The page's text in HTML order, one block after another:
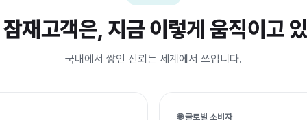
재고객은, 지금 이렇게 움직이고
국내에서 쌓인 신뢰는 세계에서 쓰입니다.
🌐 글로벌 소비자